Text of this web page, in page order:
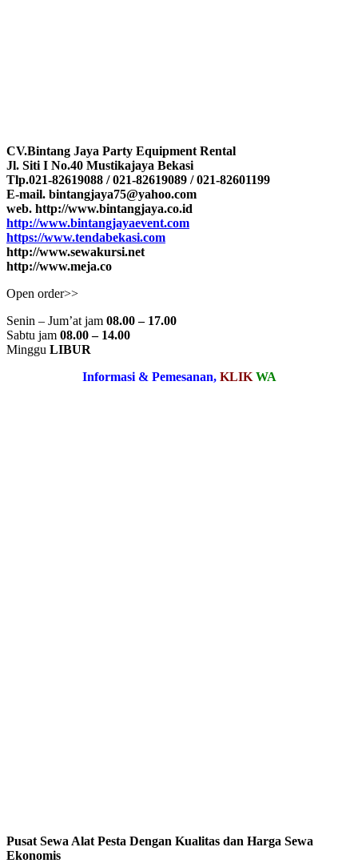
CV.Bintang Jaya Party Equipment Rental
Jl. Siti I No.40 Mustikajaya Bekasi
Tlp.021-82619088 / 021-82619089 / 021-82601199
E-mail. bintangjaya75@yahoo.com
web. http://www.bintangjaya.co.id
http://www.bintangjayaevent.com
https://www.tendabekasi.com
http://www.sewakursi.net
http://www.meja.co
Open order>>
Senin – Jum’at jam 08.00 – 17.00
Sabtu jam 08.00 – 14.00
Minggu LIBUR
Informasi & Pemesanan, KLIK WA
Pusat Sewa Alat Pesta Dengan Kualitas dan Harga Sewa
Ekonomis